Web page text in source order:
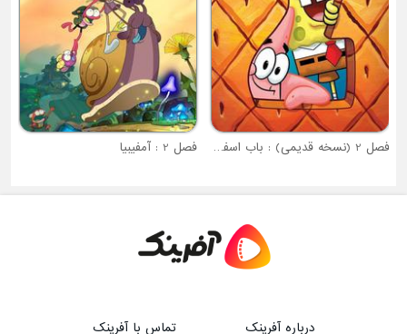
فصل 2 (نسخه قدیمی) : باب اسفنجی فصل 2 : آمفیبیا
درباره آفرینک تماس با آفرینک